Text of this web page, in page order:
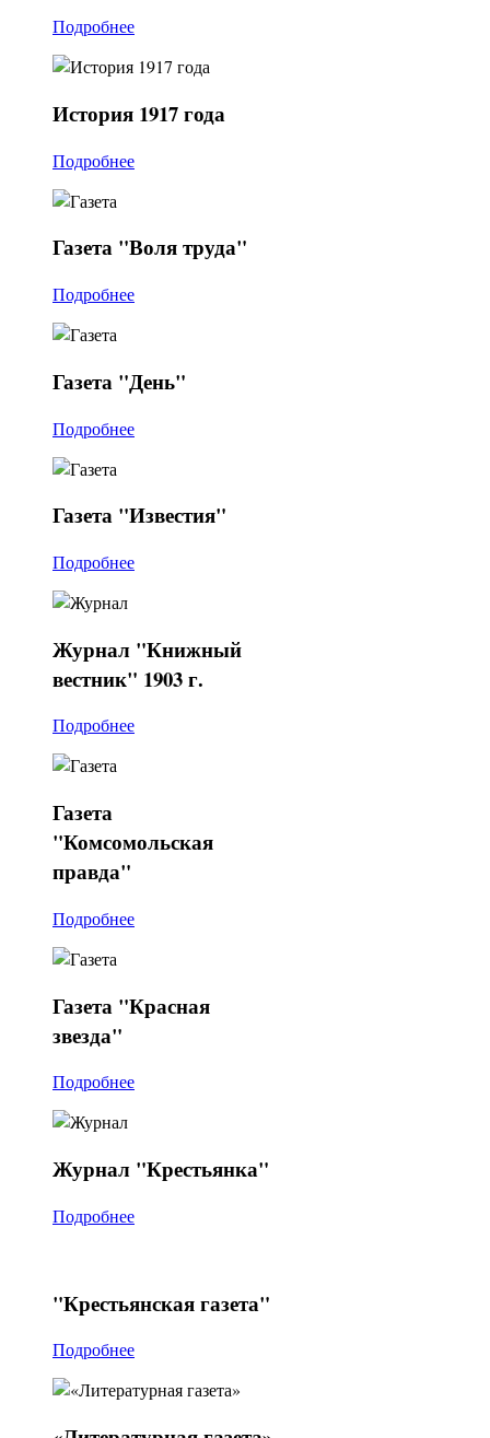
Подробнее
История 1917 года
Подробнее
Газета "Воля труда"
Подробнее
Газета "День"
Подробнее
Газета "Известия"
Подробнее
Журнал "Книжный
вестник" 1903 г.
Подробнее
Газета
"Комсомольская
правда"
Подробнее
Газета "Красная
звезда"
Подробнее
Журнал "Крестьянка"
Подробнее
"Крестьянскаягазета"
Подробнее